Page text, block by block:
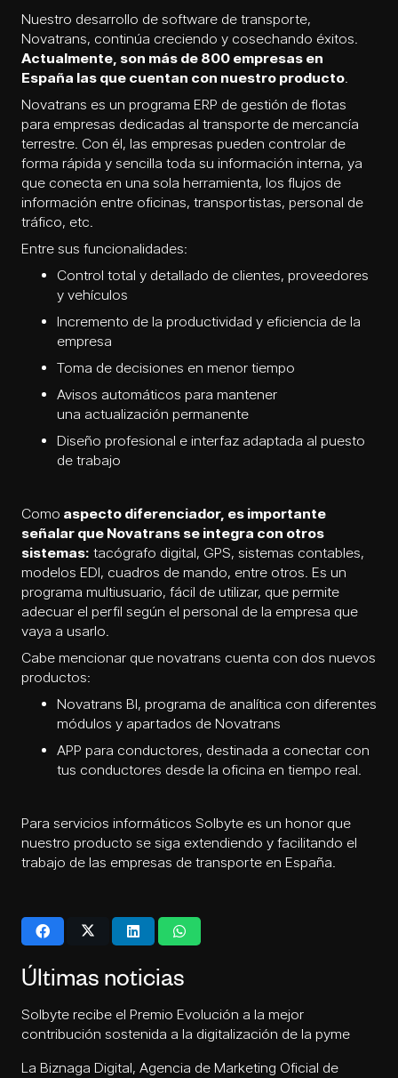
Nuestro desarrollo de software de transporte,
Novatrans, continúa creciendo y cosechando éxitos.
Actualmente, son más de 800 empresas en
España las que cuentan con nuestro producto.
Novatrans es un programa ERP de gestión de flotas
para empresas dedicadas al transporte de mercancía
terrestre. Con él, las empresas pueden controlar de
forma rápida y sencilla toda su información interna, ya
que conecta en una sola herramienta, los flujos de
información entre oficinas, transportistas, personal de
tráfico, etc.
Entre sus funcionalidades:
Control total y detallado de clientes, proveedores
y vehículos
Incremento de la productividad y eficiencia de la
empresa
Toma de decisiones en menor tiempo
Avisos automáticos para mantener
una actualización permanente
Diseño profesional e interfaz adaptada al puesto
de trabajo
Como aspecto diferenciador, es importante
señalar que Novatrans se integra con otros
sistemas: tacógrafo digital, GPS, sistemas contables,
modelos EDI, cuadros de mando, entre otros. Es un
programa multiusuario, fácil de utilizar, que permite
adecuar el perfil según el personal de la empresa que
vaya a usarlo.
Cabe mencionar que novatrans cuenta con dos nuevos
productos:
Novatrans BI, programa de analítica con diferentes
módulos y apartados de Novatrans
APP para conductores, destinada a conectar con
tus conductores desde la oficina en tiempo real.
Para servicios informáticos Solbyte es un honor que
nuestro producto se siga extendiendo y facilitando el
trabajo de las empresas de transporte en España.
Últimas noticias
Solbyte recibe el Premio Evolución a la mejor
contribución sostenida a la digitalización de la pyme
La Biznaga Digital, Agencia de Marketing Oficial de